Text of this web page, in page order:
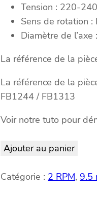
Tension : 220-
Sens de rotation :
Diamètre de
La référence de la
La référence de la
FB1244 / FB1313
Voir notre tuto pour
Ajouter au panier
Catégorie : 2 RPM, 9.5